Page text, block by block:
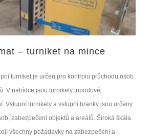
– turniket na mince
turniket je určen pro kontrolu průchodu osob
V nabídce jsou turnikety tripodové,
Vstupní turnikety a vstupní branky jsou určeny
zabezpečení objektů a areálů. Široká škála
všechny požadavky na zabezpečení a